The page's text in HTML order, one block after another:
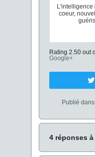
L'intelligence
coeur,
Rating 2.50 out
Google+
Publié dans
4 réponses à